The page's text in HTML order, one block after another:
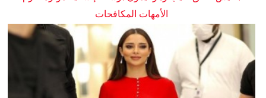
الأمهات المكافحات